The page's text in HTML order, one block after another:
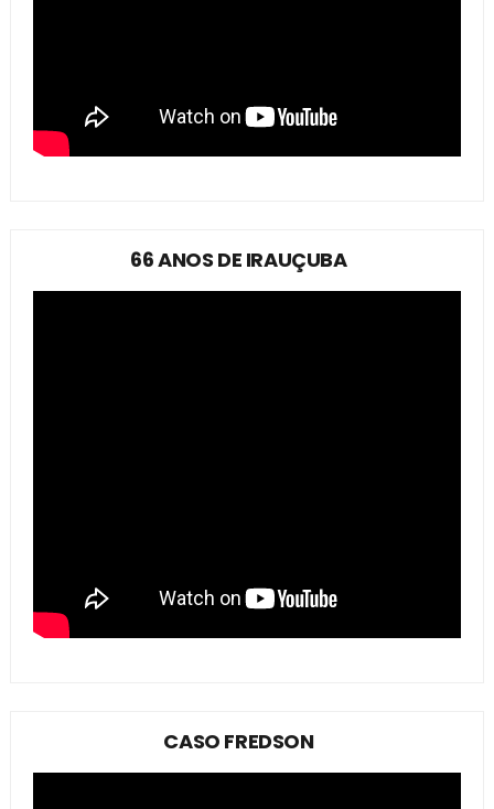
66 ANOS DE IRAUÇUBA
CASO FREDSON